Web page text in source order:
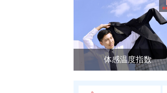
体感温度指数